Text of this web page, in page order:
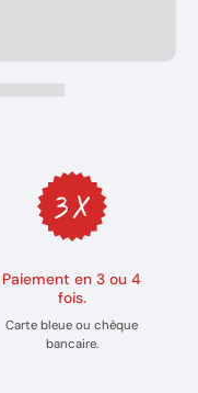
Paiement en 3 ou 4
fois.
Carte bleue ou chèque
bancaire.